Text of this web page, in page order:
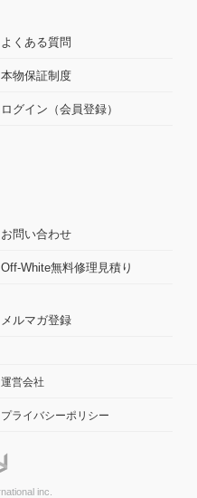
よくある質問
本物保証制度
ログイン（会員登録）
お問い合わせ
Off-White無料修理見積り
メルマガ登録
運営会社
プライバシーポリシー
inc.